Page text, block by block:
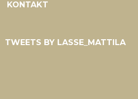
KONTAKT
TWEETS BY LASSE_MATTILA